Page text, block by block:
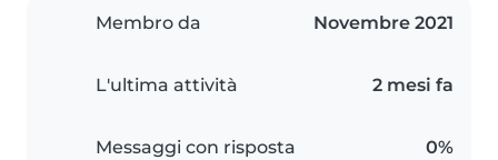
Membro da Novembre 2021
L'ultima attività 2 mesi fa
Messaggi con risposta 0%